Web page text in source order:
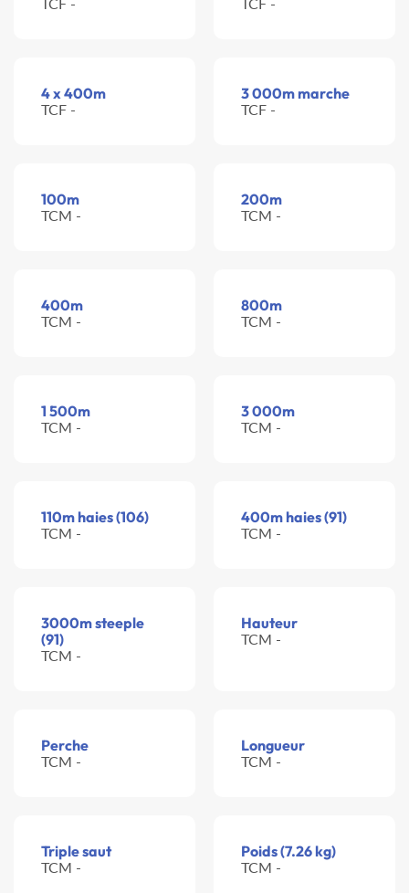
4 x 400m
TCF -
3 000m marche
TCF -
100m
TCM -
200m
TCM -
400m
TCM -
800m
TCM -
1 500m
TCM -
3 000m
TCM -
110m haies (106)
TCM -
400m haies (91)
TCM -
3000m steeple
(91)
TCM -
Hauteur
TCM -
Perche
TCM -
Longueur
TCM -
Triple saut
TCM -
Poids (7.26 kg)
TCM -